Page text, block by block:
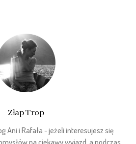
Złap Trop
Ani i Rafała - jeżeli interesujesz się
na ciekawy wyjazd, a podczas